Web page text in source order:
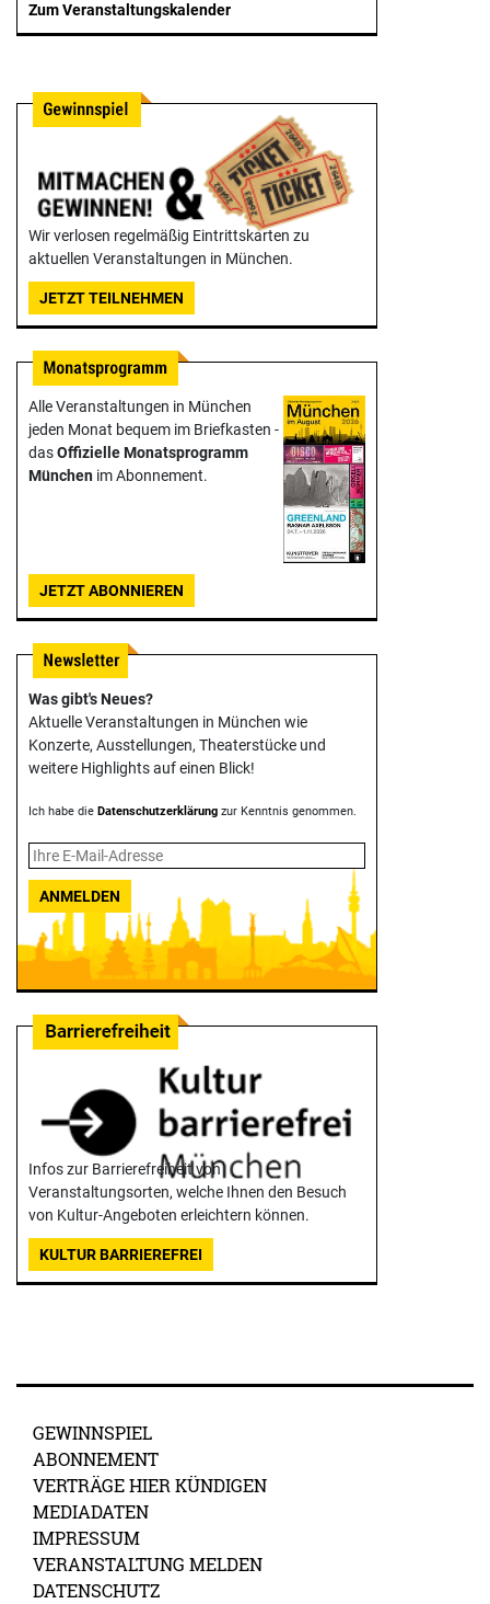
Zum Veranstaltungskalender
Wir verlosen regelmäßig Eintrittskarten zu
aktuellen Veranstaltungen in München.
JETZT TEILNEHMEN
Alle Veranstaltungen in München
jeden Monat bequem im Briefkasten -
dasOffizielle Monats­programm
München im Abonnement.
JETZT ABONNIEREN
Was gibt's Neues?
Aktuelle Veranstaltungen in München wie
Konzerte, Ausstellungen, Theater­stücke und
weitere Highlights auf einen Blick!
Ich habe die Datenschutzerklärung zur Kenntnis genommen.
ANMELDEN
Infos zur Barrierefreiheit von
Veranstaltungsorten, welche Ihnen den Besuch
von Kultur-Angeboten erleichtern können.
KULTUR BARRIEREFREI
GEWINNSPIEL
ABONNEMENT
VERTRÄGE HIER KÜNDIGEN
MEDIADATEN
IMPRESSUM
VERANSTALTUNG MELDEN
DATENSCHUTZ